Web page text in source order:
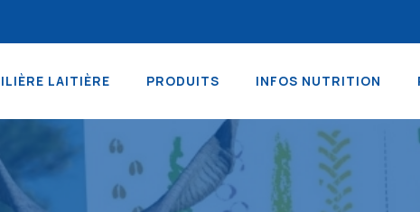
LAITIÈRE PRODUITS INFOS NUTRITION